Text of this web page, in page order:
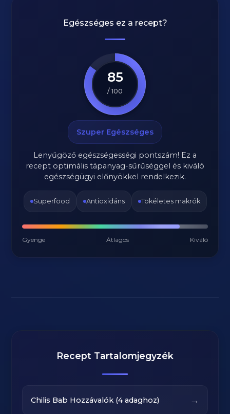
Egészséges ez a recept?
85
/ 100
Szuper Egészséges
Lenyűgöző egészségességi pontszám! Ez a
recept optimális tápanyag-sűrűséggel és kiváló
egészségügyi előnyökkel rendelkezik.
Superfood Antioxidáns Tökéletes makrók
Gyenge Átlagos Kiváló
Recept Tartalomjegyzék
Chilis Bab Hozzávalók (4 adaghoz) →